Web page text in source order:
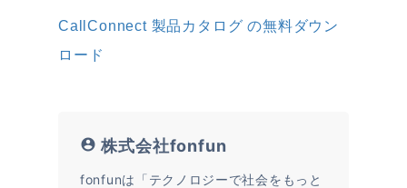
CallConnect 製品カタログ の無料ダウン
ロード
株式会社fonfun
fonfunは「テクノロジーで社会をもっと